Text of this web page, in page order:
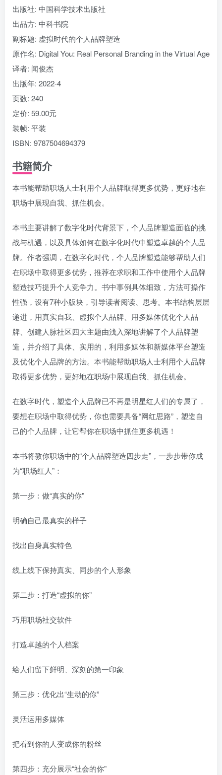
出版社: 中国科学技术出版社
出品方: 中科书院
副标题: 虚拟时代的个人品牌塑造
原作名: Digital You: Real Personal Branding in the Virtual Age
译者: 闻俊杰
出版年: 2022-4
页数: 240
定价: 59.00元
装帧: 平装
ISBN: 9787504694379
书籍简介
本书能帮助职场人士利用个人品牌取得更多优势，更好地在
职场中展现自我、抓住机会。
本书主要讲解了数字化时代背景下，个人品牌塑造面临的挑
战与机遇，以及具体如何在数字化时代中塑造卓越的个人品
牌。作者强调，在数字化时代，个人品牌塑造能够帮助人们
在职场中取得更多优势，推荐在求职和工作中使用个人品牌
塑造技巧提升个人竞争力。书中事例具体细致，方法可操作
性强，设有7种小版块，引导读者阅读、思考。本书结构层层
递进，用真实自我、虚拟个人品牌、用多媒体优化个人品
牌、创建人脉社区四大主题由浅入深地讲解了个人品牌塑
造，并介绍了具体、实用的，利用多媒体和新媒体平台塑造
及优化个人品牌的方法。本书能帮助职场人士利用个人品牌
取得更多优势，更好地在职场中展现自我、抓住机会。
在数字时代，塑造个人品牌已不再是明星红人们的专属了，
要想在职场中取得优势，你也需要具备“网红思路”，塑造自
己的个人品牌，让它帮你在职场中抓住更多机遇！
本书将教你职场中的“个人品牌塑造四步走”，一步步带你成
为“职场红人”：
第一步：做“真实的你”
明确自己最真实的样子
找出自身真实特色
线上线下保持真实、同步的个人形象
第二步：打造“虚拟的你”
巧用职场社交软件
打造卓越的个人档案
给人们留下鲜明、深刻的第一印象
第三步：优化出“生动的你”
灵活运用多媒体
把看到你的人变成你的粉丝
第四步：充分展示“社会的你”